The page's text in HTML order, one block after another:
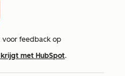
feedback op
met HubSpot.